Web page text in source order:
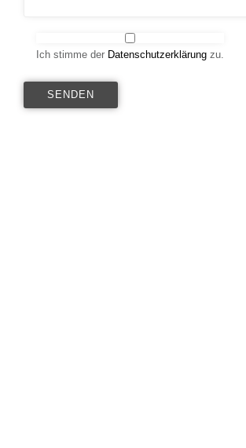
Ich stimme der Datenschutzerklärung zu.